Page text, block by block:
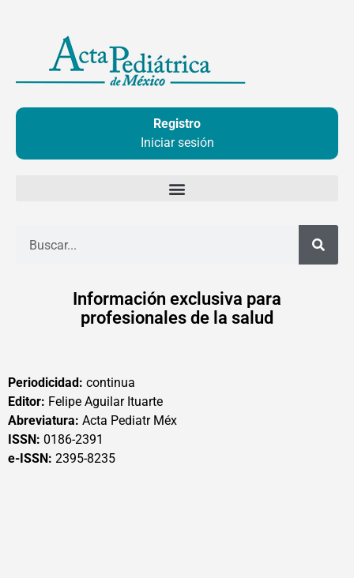
contenido
Registro
Iniciar sesión
Información exclusiva para
profesionales de la salud
Periodicidad: continua
Editor: Felipe Aguilar Ituarte
Abreviatura: Acta Pediatr Méx
ISSN: 0186-2391
e-ISSN: 2395-8235